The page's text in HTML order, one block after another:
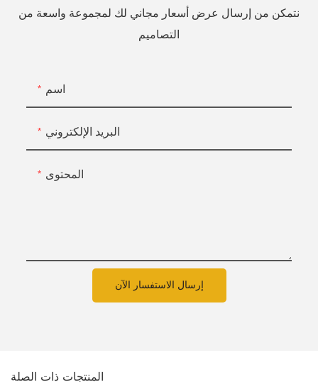
نتمكن من إرسال عرض أسعار مجاني لك لمجموعة واسعة من
التصاميم
اسم
البريد الإلكتروني
المحتوى
إرسال الاستفسار الآن
المنتجات ذات الصلة